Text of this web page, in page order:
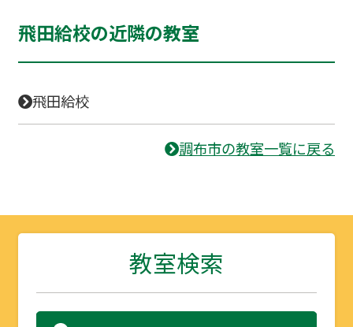
飛田給校の近隣の教室
飛田給校
調布市の教室一覧に戻る
教室検索